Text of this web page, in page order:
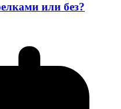
или без?